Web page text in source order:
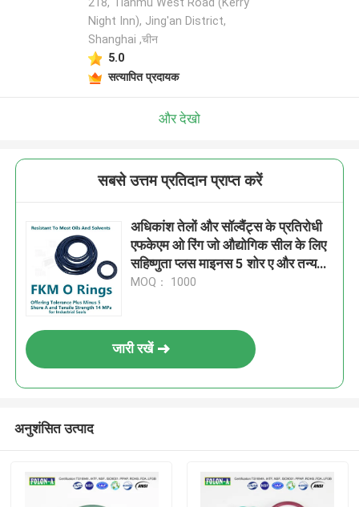
Night Inn), Jing'an District,
Shanghai ,चीन
5.0
सत्यापित प्रदायक
और देखो
सबसे उत्तम प्रतिदान प्राप्त करें
अधिकांश तेलों और सॉल्वैंट्स के प्रतिरोधी
एफकेएम ओ रिंग जो औद्योगिक सील के लिए
सहिष्णुता प्लस माइनस 5 शोर ए और तन्यता
शक्ति 14 एमपीए प्रदान करते हैं
MOQ： 1000
जारी रखें
अनुशंसित उत्पाद